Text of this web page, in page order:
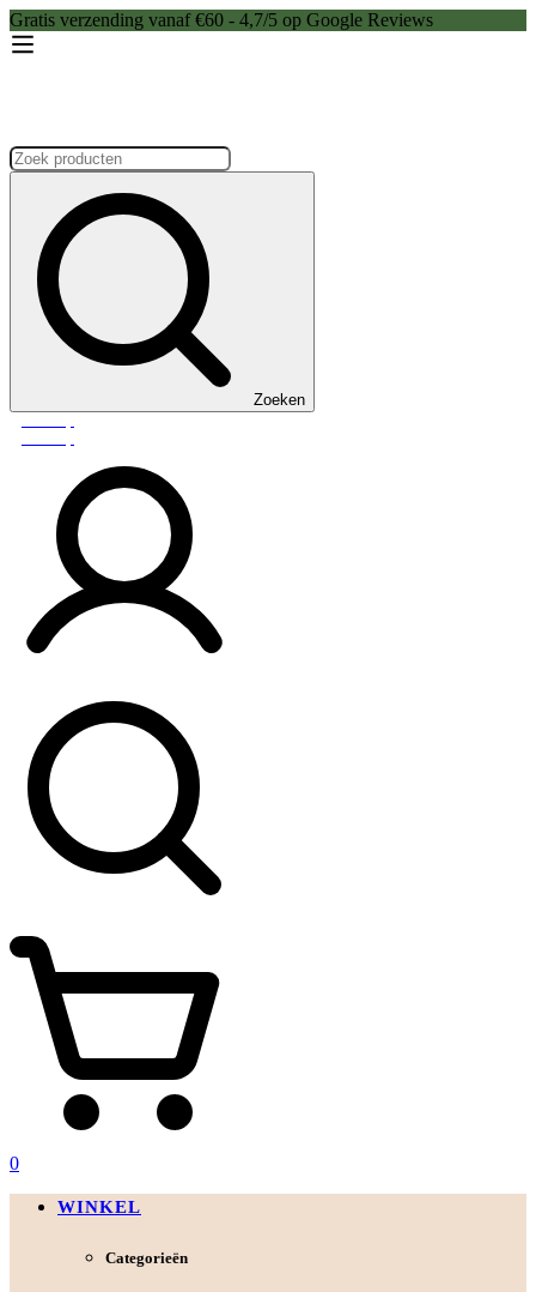
Gratis verzending vanaf €60 - 4,7/5 op Google Reviews
Zoeken:
Zoeken
0
WINKEL
Categorieën